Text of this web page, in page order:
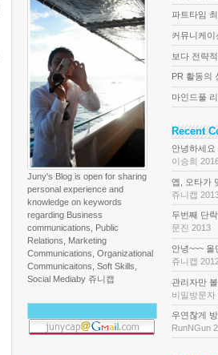
Juny's Blog is open for sharing
personal experience and
knowledge on keywords
regarding Business
communications, Public
Relations, Marketing
Communications, Organizational
Communicaitons, Soft Skills,
Social Mediaby 쥬니캡
파트타임 최
커뮤니케이
보다 전략
PR 활동의
마인드풀
Recent
안녕하세요
이승희
옙, 오타가
쥬니캡
두번째 단
문진 2013
안녕~~~ 올
쥬니캡
관리자만
비밀방문자
우연찮게
RunNGun